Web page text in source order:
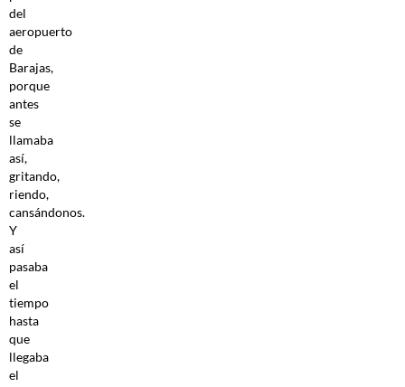
del
aeropuerto
de
Barajas,
porque
antes
se
llamaba
así,
gritando,
riendo,
cansándonos.
Y
así
pasaba
el
tiempo
hasta
que
llegaba
el